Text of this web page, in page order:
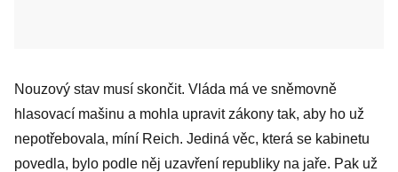
Nouzový stav musí skončit. Vláda má ve sněmovně
hlasovací mašinu a mohla upravit zákony tak, aby ho už
nepotřebovala, míní Reich. Jediná věc, která se kabinetu
povedla, bylo podle něj uzavření republiky na jaře. Pak už